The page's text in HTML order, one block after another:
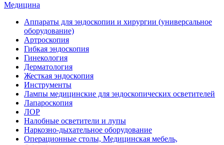
Медицина
Аппараты для эндоскопии и хирургии (универсальное
оборудование)
Артроскопия
Гибкая эндоскопия
Гинекология
Дерматология
Жесткая эндоскопия
Инструменты
Лампы медицинские для эндоскопических осветителей
Лапароскопия
ЛОР
Налобные осветители и лупы
Наркозно-дыхательное оборудование
Операционные столы, Медицинская мебель,